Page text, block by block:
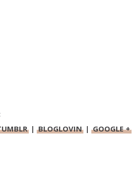
|BLOGLOVIN |GOOGLE +